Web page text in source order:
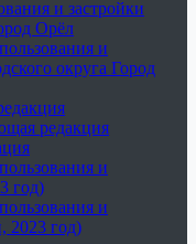
и застройки
Орёл
и
округа Город
редакция
и
год)
и
2023 год)